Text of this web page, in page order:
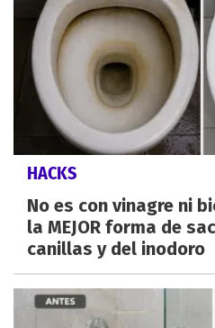
HACKS
No es con vinagre ni
la MEJOR forma de
canillas y del inodoro